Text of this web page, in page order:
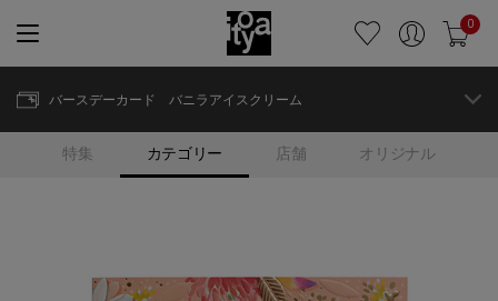
0
特集 カテゴリー 店舗 オリジナル
バースデーカード バニラアイスクリーム